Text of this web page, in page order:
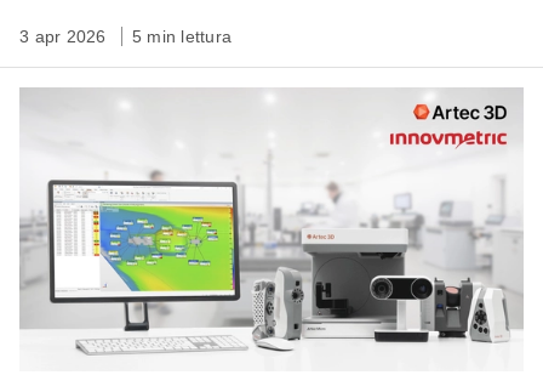
3 apr 2026 5 min lettura